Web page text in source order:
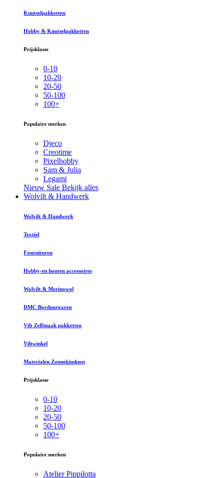
Knutselpakketten
Hobby & Knutselpakketten
Prijsklasse
0-10
10-20
20-50
50-100
100+
Populaire merken
Djeco
Creotime
Pixelhobby
Sam & Julia
Legami
Nieuw Sale Bekijk alles
Wolvilt & Handwerk
Wolvilt & Handwerk
Textiel
Fournituren
Hobby-en houten accessoires
Wolvilt & Merinowol
DMC Borduurgaren
Vilt Zelfmaak pakketten
Viltwinkel
Materialen Zonnekindpop
Prijsklasse
0-10
10-20
20-50
50-100
100+
Populaire merken
Atelier Pippilotta